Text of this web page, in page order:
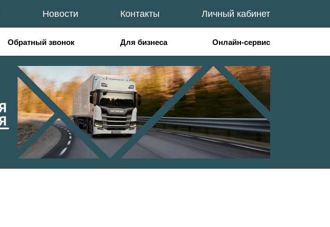
Новости Контакты Личный кабинет
Обратный звонок Для бизнеса Онлайн-сервис